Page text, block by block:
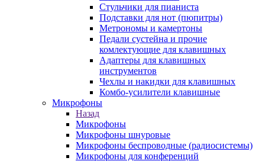
Стульчики для пианиста
Подставки для нот (пюпитры)
Метрономы и камертоны
Педали сустейна и прочие
комлектующие для клавишных
Адаптеры для клавишных
инструментов
Чехлы и накидки для клавишных
Комбо-усилители клавишные
Микрофоны
Назад
Микрофоны
Микрофоны шнуровые
Микрофоны беспроводные (радиосистемы)
Микрофоны для конференций